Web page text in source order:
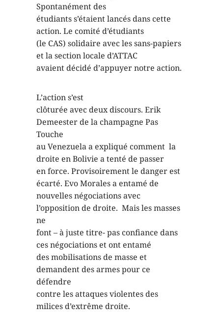
Spontanément des
étudiants s’étaient lancés dans cette
action. Le comité d’étudiants
(le CAS) solidaire avec les sans-papiers
et la section locale d’ATTAC
avaient décidé d’appuyer notre action.
L’action s’est
clôturée avec deux discours. Erik
Demeester de la champagne Pas
Touche
au Venezuela a expliqué comment la
droite en Bolivie a tenté de passer
en force. Provisoirement le danger est
écarté. Evo Morales a entamé de
nouvelles négociations avec
l’opposition de droite. Mais les masses
ne
font – à juste titre- pas confiance dans
ces négociations et ont entamé
des mobilisations de masse et
demandent des armes pour ce
défendre
contre les attaques violentes des
milices d’extrême droite.